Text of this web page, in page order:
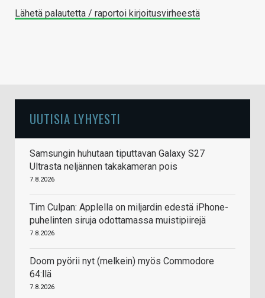
Lähetä palautetta / raportoi kirjoitusvirheestä
UUTISIA LYHYESTI
Samsungin huhutaan tiputtavan Galaxy S27
Ultrasta neljännen takakameran pois
7.8.2026
Tim Culpan: Applella on miljardin edestä iPhone-
puhelinten siruja odottamassa muistipiirejä
7.8.2026
Doom pyörii nyt (melkein) myös Commodore
64:llä
7.8.2026